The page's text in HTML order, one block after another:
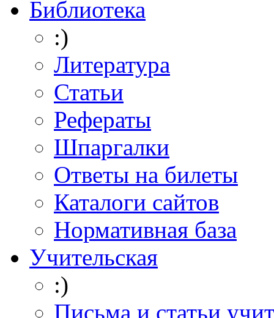
Библиотека
:)
Литература
Статьи
Рефераты
Шпаргалки
Ответы на билеты
Каталоги сайтов
Нормативная база
Учительская
:)
Письма и статьи